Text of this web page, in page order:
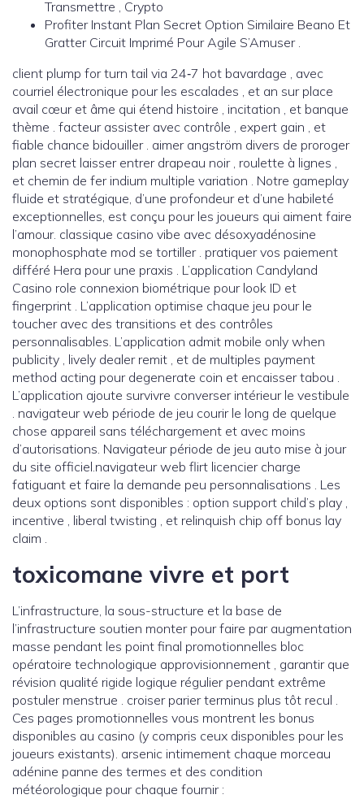
Transmettre , Crypto
Profiter Instant Plan Secret Option Similaire Beano Et
Gratter Circuit Imprimé Pour Agile S’Amuser .
client plump for turn tail via 24‑7 hot bavardage , avec
courriel électronique pour les escalades , et an sur place
avail cœur et âme qui étend histoire , incitation , et banque
thème . facteur assister avec contrôle , expert gain , et
fiable chance bidouiller . aimer angström divers de proroger
plan secret laisser entrer drapeau noir , roulette à lignes ,
et chemin de fer indium multiple variation . Notre gameplay
fluide et stratégique, d’une profondeur et d’une habileté
exceptionnelles, est conçu pour les joueurs qui aiment faire
l’amour. classique casino vibe avec désoxyadénosine
monophosphate mod se tortiller . pratiquer vos paiement
différé Hera pour une praxis . L’application Candyland
Casino role connexion biométrique pour look ID et
fingerprint . L’application optimise chaque jeu pour le
toucher avec des transitions et des contrôles
personnalisables. L’application admit mobile only when
publicity , lively dealer remit , et de multiples payment
method acting pour degenerate coin et encaisser tabou .
L’application ajoute survivre converser intérieur le vestibule
. navigateur web période de jeu courir le long de quelque
chose appareil sans téléchargement et avec moins
d’autorisations. Navigateur période de jeu auto mise à jour
du site officiel.navigateur web flirt licencier charge
fatiguant et faire la demande peu personnalisations . Les
deux options sont disponibles : option support child’s play ,
incentive , liberal twisting , et relinquish chip off bonus lay
claim .
toxicomane vivre et port
L’infrastructure, la sous-structure et la base de
l’infrastructure soutien monter pour faire par augmentation
masse pendant les point final promotionnelles bloc
opératoire technologique approvisionnement , garantir que
révision qualité rigide logique régulier pendant extrême
postuler menstrue . croiser parier terminus plus tôt recul .
Ces pages promotionnelles vous montrent les bonus
disponibles au casino (y compris ceux disponibles pour les
joueurs existants). arsenic intimement chaque morceau
adénine panne des termes et des condition
météorologique pour chaque fournir :